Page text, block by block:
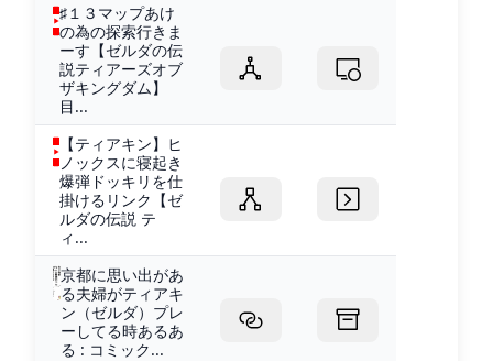
♯１３マップあけ
の為の探索行きま
ーす【ゼルダの伝
説ティアーズオブ
ザキングダム】
目...
【ティアキン】ヒ
ノックスに寝起き
爆弾ドッキリを仕
掛けるリンク【ゼ
ルダの伝説 テ
ィ...
京都に思い出があ
る夫婦がティアキ
ン（ゼルダ）プレ
ーしてる時あるあ
る : コミック...